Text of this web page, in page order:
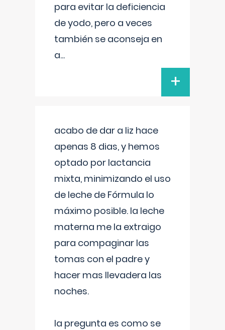
para evitar la deficiencia
de yodo, pero a veces
también se aconseja en
a...
+
acabo de dar a liz hace
apenas 8 dias, y hemos
optado por lactancia
mixta, minimizando el uso
de leche de Fórmula lo
máximo posible. la leche
materna me la extraigo
para compaginar las
tomas con el padre y
hacer mas llevadera las
noches.
la pregunta es como se